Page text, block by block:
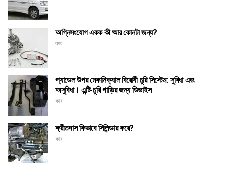
অগ্নিসংযোগ একক কী আর কোনটা জন্য?
কার
প্যাডেল উপর মেকানিক্যাল বিরোধী চুরি সিস্টেম: সুবিধা এবং
অসুবিধা। এন্টি-চুরি গাড়ির জন্য ডিভাইস
কার
ক্রীতদাস কিভাবে সিলিন্ডার করে?
কার